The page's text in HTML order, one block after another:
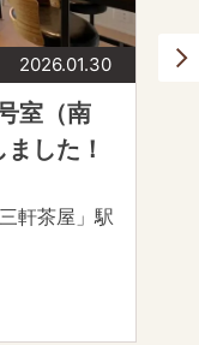
2026.01.30
室（南
した！
軒茶屋」駅